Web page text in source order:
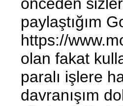
paylaştığım
https://
olan fakat
paralı işlere
davranışım